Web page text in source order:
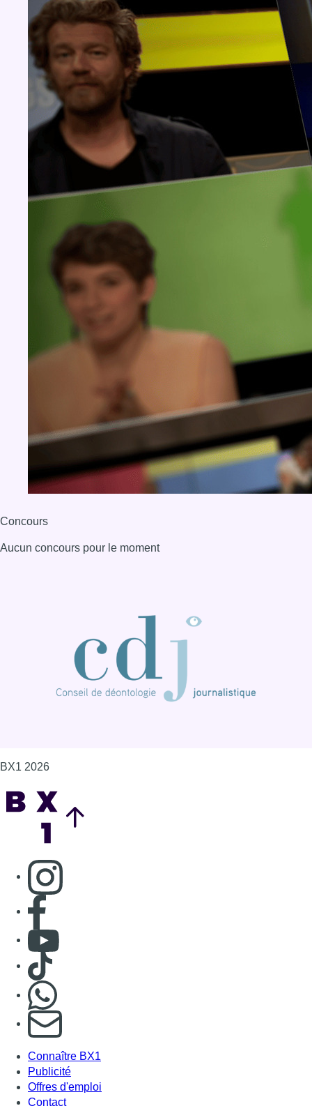
Concours
Aucun concours pour le moment
BX1 2026
Consulter page Instagram
Consulter page Facebook
Consulter Youtube
Consulter TikTok
S'abonner à notre newsletter
Connaître BX1
Publicité
Offres d'emploi
Contact